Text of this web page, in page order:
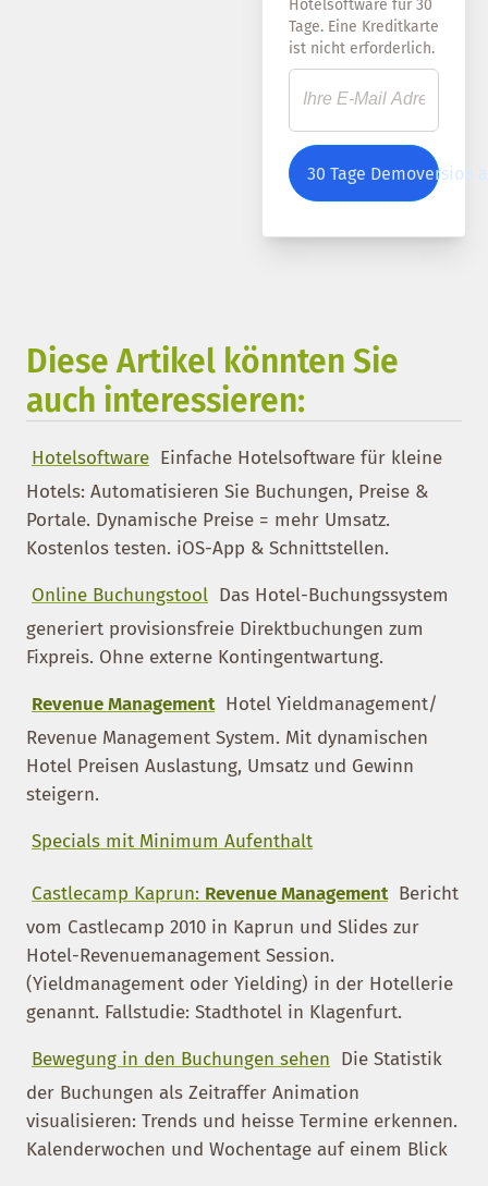
Hotelsoftware für 30
Tage. Eine Kreditkarte
ist nicht erforderlich.
30 Tage Demoversion
Diese Artikel könnten Sie
auch interessieren:
Hotelsoftware Einfache Hotelsoftware für kleine
Hotels: Automatisieren Sie Buchungen, Preise &
Portale. Dynamische Preise = mehr Umsatz.
Kostenlos testen. iOS-App & Schnittstellen.
Online Buchungstool Das Hotel-Buchungssystem
generiert provisionsfreie Direktbuchungen zum
Fixpreis. Ohne externe Kontingentwartung.
Revenue Management Hotel Yieldmanagement/
Revenue Management System. Mit dynamischen
Hotel Preisen Auslastung, Umsatz und Gewinn
steigern.
Specials mit Minimum Aufenthalt
Castlecamp Kaprun: Revenue Management Bericht
vom Castlecamp 2010 in Kaprun und Slides zur
Hotel-Revenuemanagement Session.
(Yieldmanagement oder Yielding) in der Hotellerie
genannt. Fallstudie: Stadthotel in Klagenfurt.
Bewegung in den Buchungen sehen Die Statistik
der Buchungen als Zeitraffer Animation
visualisieren: Trends und heisse Termine erkennen.
Kalenderwochen und Wochentage auf einem Blick